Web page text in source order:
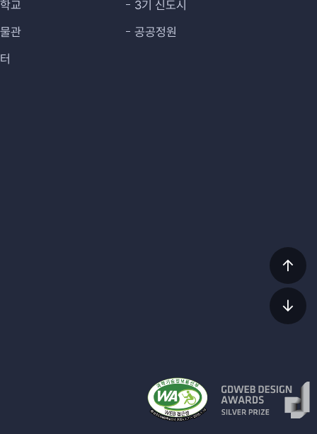
교
관
3기 신도시
공공정원
상
이동
하